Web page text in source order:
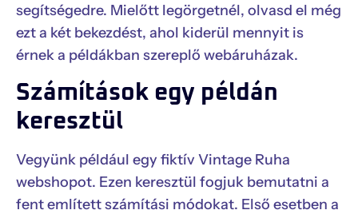
segítségedre. Mielőtt legörgetnél, olvasd el még
ezt a két bekezdést, ahol kiderül mennyit is
érnek a példákban szereplő webáruházak.
Számítások egy példán
keresztül
Vegyünk például egy fiktív Vintage Ruha
webshopot. Ezen keresztül fogjuk bemutatni a
fent említett számítási módokat. Első esetben a